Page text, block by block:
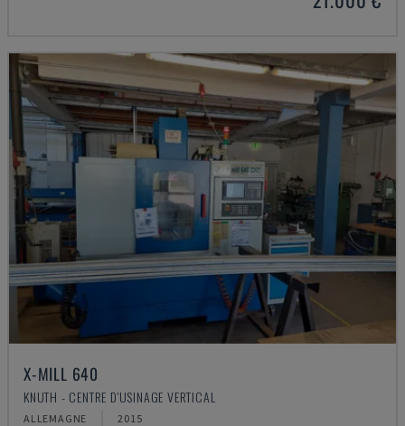
X-MILL 640
KNUTH - CENTRE D'USINAGE VERTICAL
ALLEMAGNE 2015